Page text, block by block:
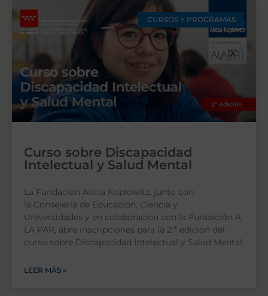
CURSOS Y PROGRAMAS
Curso sobre Discapacidad
Intelectual y Salud Mental
La Fundación Alicia Koplowitz, junto con
la Consejería de Educación, Ciencia y
Universidades y en colaboración con la Fundación A
LA PAR, abre inscripciones para la 2.ª edición del
curso sobre Discapacidad Intelectual y Salud Mental.
LEER MÁS »